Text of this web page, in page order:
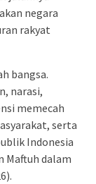
negara
rakyat
bangsa.
narasi,
memecah
serta
Indonesia
Maftuh dalam